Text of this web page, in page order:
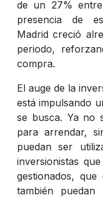
de un 27%
presencia de
Madrid creció
periodo,
compra.
El auge de la
está impulsando
se busca. Ya no
para arrendar,
puedan ser
inversionistas
gestionados,
también